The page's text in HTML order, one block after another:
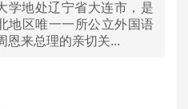
学地处辽宁省大连市，是
地区唯一一所公立外国语
恩来总理的亲切关...